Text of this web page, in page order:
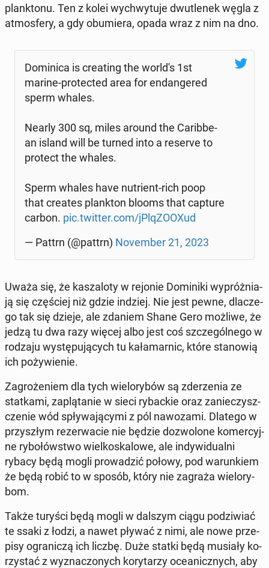
plank­to­nu. Ten z kolei wy­chwy­tu­je dwu­tle­nek węgla z
at­mos­fe­ry, a gdy ob­umie­ra, opada wraz z nim na dno.
Do­mi­ni­ca is cre­ating the world's 1st
marine-pro­tec­ted area for en­dan­ge­red
sperm whales.
Nearly 300 sq, miles around the Ca­rib­be­
an island will be turned into a reserve to
protect the whales.
Sperm whales have nu­trient-rich poop
that creates plank­ton blooms that capture
carbon. pic.twitter.com/jPlqZO­OXud
— Pattrn (@pattrn) No­vem­ber 21, 2023
Uważa się, że ka­sza­lo­ty w rejonie Do­mi­ni­ki wy­próż­nia­
ją się czę­ściej niż gdzie indziej. Nie jest pewne, dla­cze­
go tak się dzieje, ale zdaniem Shane Gero możliwe, że
jedzą tu dwa razy więcej albo jest coś szcze­gól­ne­go w
rodzaju wy­stę­pu­ją­cych tu ka­ła­mar­nic, które sta­no­wią
ich po­ży­wie­nie.
Za­gro­że­niem dla tych wie­lo­ry­bów są zde­rze­nia ze
stat­ka­mi, za­plą­ta­nie w sieci ry­bac­kie oraz za­nie­czysz­
cze­nie wód spły­wa­ją­cy­mi z pól na­wo­za­mi. Dlatego w
przy­szłym re­zer­wa­cie nie będzie do­zwo­lo­ne ko­mer­cyj­
ne ry­bo­łów­stwo wiel­ko­ska­lo­we, ale in­dy­wi­du­al­ni
rybacy będą mogli pro­wa­dzić połowy, pod wa­run­kiem
że będą robić to w sposób, który nie zagraża wie­lo­ry­
bom.
Także turyści będą mogli w dalszym ciągu po­dzi­wiać
te ssaki z łodzi, a nawet pływać z nimi, ale nowe prze­
pi­sy ogra­ni­czą ich liczbę. Duże statki będą musiały ko­
rzy­stać z wy­zna­czo­nych ko­ry­ta­rzy oce­anicz­nych, aby